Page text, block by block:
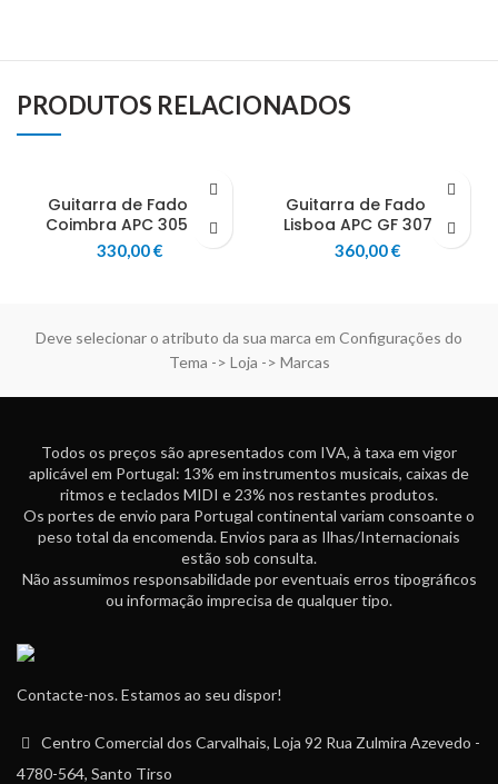
PRODUTOS RELACIONADOS
Guitarra de Fado de
Coimbra APC 305 CB
330,00€
Guitarra de Fado de
Lisboa APC GF 307 LS
360,00€
Deve selecionar o atributo da sua marca em Configurações do
Tema -> Loja -> Marcas
Todos os preços são apresentados com IVA, à taxa em vigor
aplicável em Portugal: 13% em instrumentos musicais, caixas de
ritmos e teclados MIDI e 23% nos restantes produtos.
Os portes de envio para Portugal continental variam consoante o
peso total da encomenda. Envios para as Ilhas/Internacionais
estão sob consulta.
Não assumimos responsabilidade por eventuais erros tipográficos
ou informação imprecisa de qualquer tipo.
Contacte-nos. Estamos ao seu dispor!
Centro Comercial dos Carvalhais, Loja 92 Rua Zulmira Azevedo -
4780-564, Santo Tirso